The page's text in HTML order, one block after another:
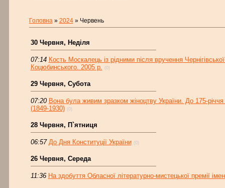
Головна» 2024 » Червень
30 Червня, Неділя
07:14 Кость Москалець із рідними після вручення
Коцюбинського. 2005 р. (0)
29 Червня, Субота
07:20 Вона була живим зразком жіноцтву України. До 175-
(1849-1930) (0)
28 Червня, П`ятниця
06:57 До Дня Конституції України (0)
26 Червня, Середа
11:36 На здобуття Обласної літературно-мистецької премії